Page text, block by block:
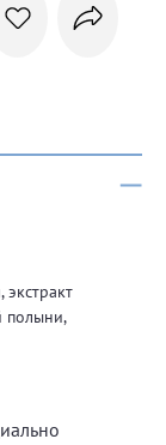
экстракт
полыни,